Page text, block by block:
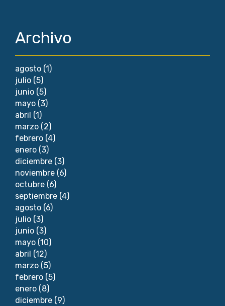
Archivo
agosto (1)
julio (5)
junio (5)
mayo (3)
abril (1)
marzo (2)
febrero (4)
enero (3)
diciembre (3)
noviembre (6)
octubre (6)
septiembre (4)
agosto (6)
julio (3)
junio (3)
mayo (10)
abril (12)
marzo (5)
febrero (5)
enero (8)
diciembre (9)